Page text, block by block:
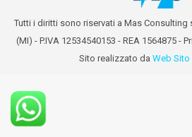
Tutti i diritti sono riservati a Mas Consulting
(MI) - P.IVA 12534540153 - REA 1564875 -
Sito realizzato da Web Sito